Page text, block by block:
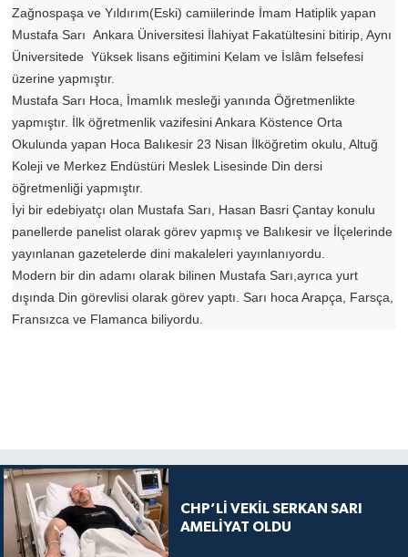
Zağnospaşa ve Yıldırım(Eski) camiilerinde İmam Hatiplik yapan
Mustafa Sarı Ankara Üniversitesi İlahiyat Fakatültesini bitirip, Aynı
Üniversitede Yüksek lisans eğitimini Kelam ve İslâm felsefesi
üzerine yapmıştır.
Mustafa Sarı Hoca, İmamlık mesleği yanında Öğretmenlikte
yapmıştır. İlk öğretmenlik vazifesini Ankara Köstence Orta
Okulunda yapan Hoca Balıkesir 23 Nisan İlköğretim okulu, Altuğ
Koleji ve Merkez Endüstüri Meslek Lisesinde Din dersi
öğretmenliği yapmıştır.
İyi bir edebiyatçı olan Mustafa Sarı, Hasan Basri Çantay konulu
panellerde panelist olarak görev yapmış ve Balıkesir ve İlçelerinde
yayınlanan gazetelerde dini makaleleri yayınlanıyordu.
Modern bir din adamı olarak bilinen Mustafa Sarı,ayrıca yurt
dışında Din görevlisi olarak görev yaptı. Sarı hoca Arapça, Farsça,
Fransızca ve Flamanca biliyordu.
CHP’Lİ VEKİL SERKAN SARI
AMELİYAT OLDU